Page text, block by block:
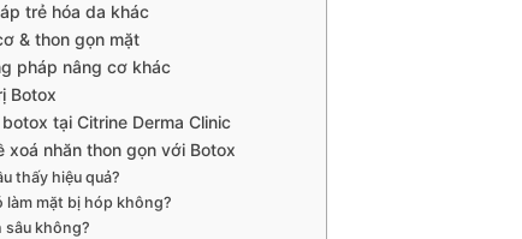
trẻ hóa da khác
& thon gọn mặt
pháp nâng cơ khác
Botox
tại Citrine Derma Clinic
nhăn thon gọn với Botox
thấy hiệu quả?
làm mặt bị hóp không?
sâu không?